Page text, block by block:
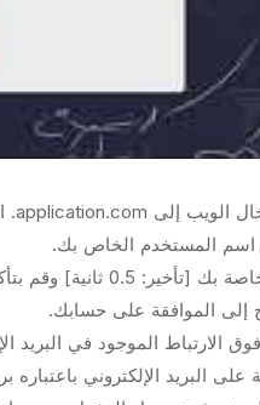
في النهاية ، انقر فوق تسجيل.
إلى الموافقة على حسابك.
فوق الارتباط الموجود في
البريد الإلكتروني باعتباره